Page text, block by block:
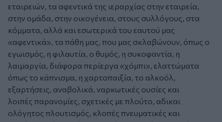
εταιρειών, τα αφεντικά της ιεραρχίας στην εταιρεία,
στην ομάδα, στην οικογένεια, στους συλλόγους, στα
κόμματα, αλλά και εσωτερικά του εαυτού μας
«αφεντικά», τα πάθη μας, που μας σκλαβώνουν, όπως ο
εγωισμός, η φιλαυτία, ο θυμός, η συκοφαντία, η
λαιμαργία, διάφορα περίεργα «χόμπι», ελαττώματα
όπως το κάπνισμα, η χαρτοπαιξία, το αλκοόλ,
εξαρτήσεις, αναβολικά, ναρκωτικές ουσίες και
λοιπές παρανομίες, σχετικές με πλούτο, αδικαι
ολόγητος πλουτισμός, κλοπές πνευματικές και